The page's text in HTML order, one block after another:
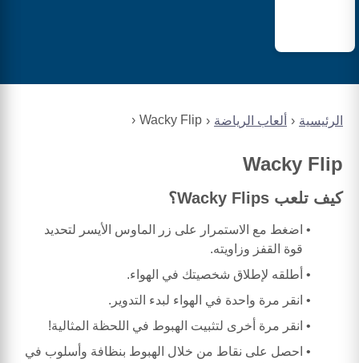
الرئيسية ألعاب الرياضة Wacky Flip
Wacky Flip
كيف تلعب Wacky Flips؟
اضغط مع الاستمرار على زر الماوس الأيسر لتحديد
قوة القفز وزاويته.
أطلقه لإطلاق شخصيتك في الهواء.
انقر مرة واحدة في الهواء لبدء التدوير.
انقر مرة أخرى لتثبيت الهبوط في اللحظة المثالية!
احصل على نقاط من خلال الهبوط بنظافة وأسلوب في